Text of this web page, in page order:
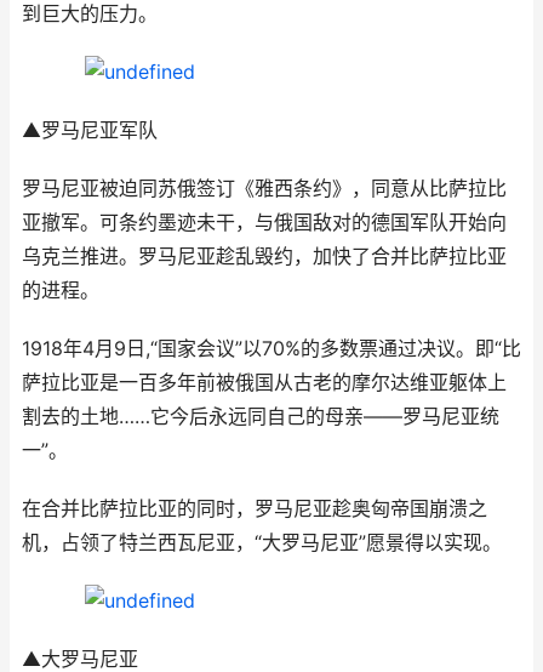
到巨大的压力。
▲罗马尼亚军队
罗马尼亚被迫同苏俄签订《雅西条约》，同意从比萨拉比
亚撤军。可条约墨迹未干，与俄国敌对的德国军队开始向
乌克兰推进。罗马尼亚趁乱毁约，加快了合并比萨拉比亚
的进程。
1918年4月9日,“国家会议”以70%的多数票通过决议。即“比
萨拉比亚是一百多年前被俄国从古老的摩尔达维亚躯体上
割去的土地……它今后永远同自己的母亲——罗马尼亚统
一”。
在合并比萨拉比亚的同时，罗马尼亚趁奥匈帝国崩溃之
机，占领了特兰西瓦尼亚，“大罗马尼亚”愿景得以实现。
▲大罗马尼亚